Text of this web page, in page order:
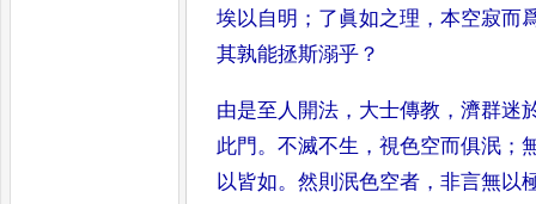
埃以自明 ； 了眞如之理 ，本空寂而
其孰能拯斯溺乎 ？
由是至人開法 ， 大士傳教 ，濟群迷
此門。不滅不生 ，視色空而俱泯 ；
以皆如。然則泯色空者 ，非言無以